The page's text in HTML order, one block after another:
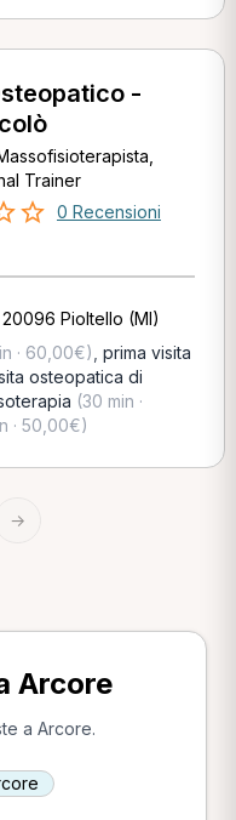
-
Trainer
0 Recensioni
Pioltello (MI)
· 60,00€) prima visita
osteopatica di
(30 min ·
· 50,00€)
→
Arcore
a Arcore.